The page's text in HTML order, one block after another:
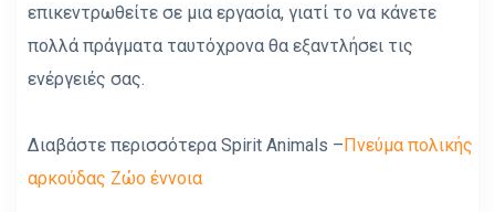
επικεντρωθείτε σε μια εργασία, γιατί το να κάνετε
πολλά πράγματα ταυτόχρονα θα εξαντλήσει τις
ενέργειές σας.
Διαβάστε περισσότερα Spirit Animals –Πνεύμα πολικής
αρκούδας Ζώο έννοια